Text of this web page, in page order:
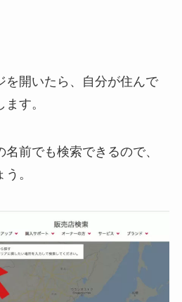
を開いたら、自分が住んで
す。
前でも検索できるので、
。